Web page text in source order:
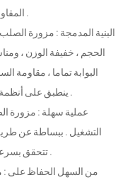
المقاومة ، ومقاومة التآكل ، صمام تمديد خدمة الحياة .
الحجم ، خفيفة الوزن ،
البوابة تماما ، مقاومة
ينطبق على أنظمة الأنابيب التي تتطلب انخفاض مقاومة السوائل .
التشغيل . ببساطة عن
تتحقق بسرعة ، وتدفق السائل يمكن قطع أو تعديلها بسرعة .